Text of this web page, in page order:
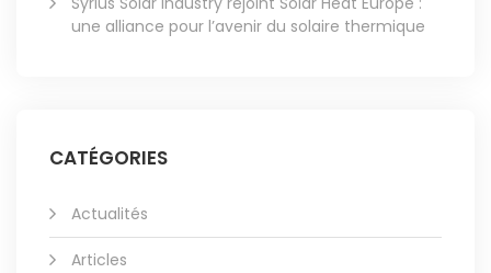
une alliance pour l’avenir du solaire thermique
CATÉGORIES
Actualités
Articles